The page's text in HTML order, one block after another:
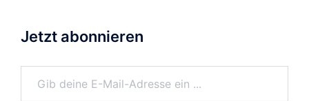
Jetzt abonnieren
Gib deine E-Mail-Adresse ein ...